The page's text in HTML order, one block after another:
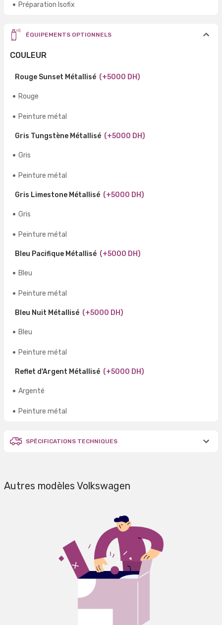
Préparation Isofix
ÉQUIPEMENTS OPTIONNELS
COULEUR
Rouge Sunset Métallisé (+5000 DH)
Rouge
Peinture métal
Gris Tungstène Métallisé (+5000 DH)
Gris
Peinture métal
Gris Limestone Métallisé (+5000 DH)
Gris
Peinture métal
Bleu Pacifique Métallisé (+5000 DH)
Bleu
Peinture métal
Bleu Nuit Métallisé (+5000 DH)
Bleu
Peinture métal
Reflet d'Argent Métallisé (+5000 DH)
Argenté
Peinture métal
SPÉCIFICATIONS TECHNIQUES
Autres modèles Volkswagen